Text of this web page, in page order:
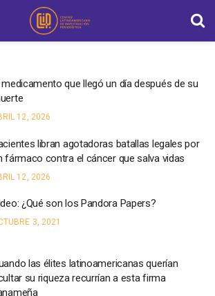
medicamento que llegó un día después de su
12, 2026
libran agotadoras batallas legales por
fármaco contra el cáncer que salva vidas
12, 2026
¿Qué son los Pandora Papers?
3, 2021
las élites latinoamericanas querían
su riqueza recurrían a esta firma